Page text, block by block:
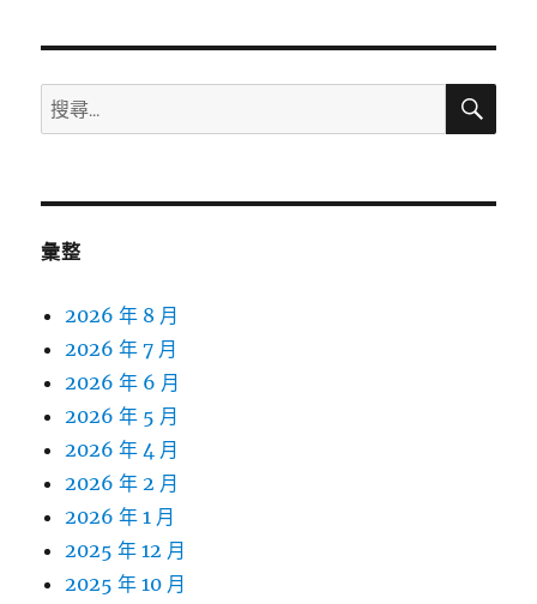
搜
尋
鍵
搜
彙整
2026 年 8 月
2026 年 7 月
2026 年 6 月
2026 年 5 月
2026 年 4 月
2026 年 2 月
2026 年 1 月
2025 年 12 月
2025 年 10 月